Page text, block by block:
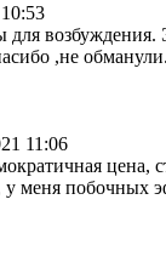
для
,не обманули.
11:06
цена,
у меня побочных